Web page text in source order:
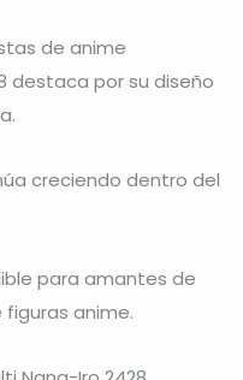
de anime
destaca por su diseño
creciendo dentro del
para amantes de
anime.